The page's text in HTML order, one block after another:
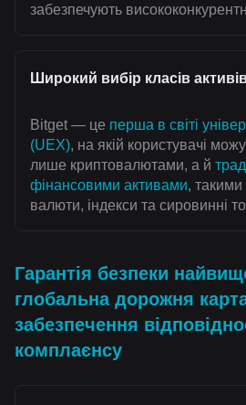
забезпечують
Широкий вибір класів
Bitget — це перша в світі
(UEX), на якій користувачі
лише криптовалютами, а й
фінансовими активами, такими
валюти, індекси та сировинні
Гарантія безпеки
глобальна дорожня
забезпечення
комплаєнсу